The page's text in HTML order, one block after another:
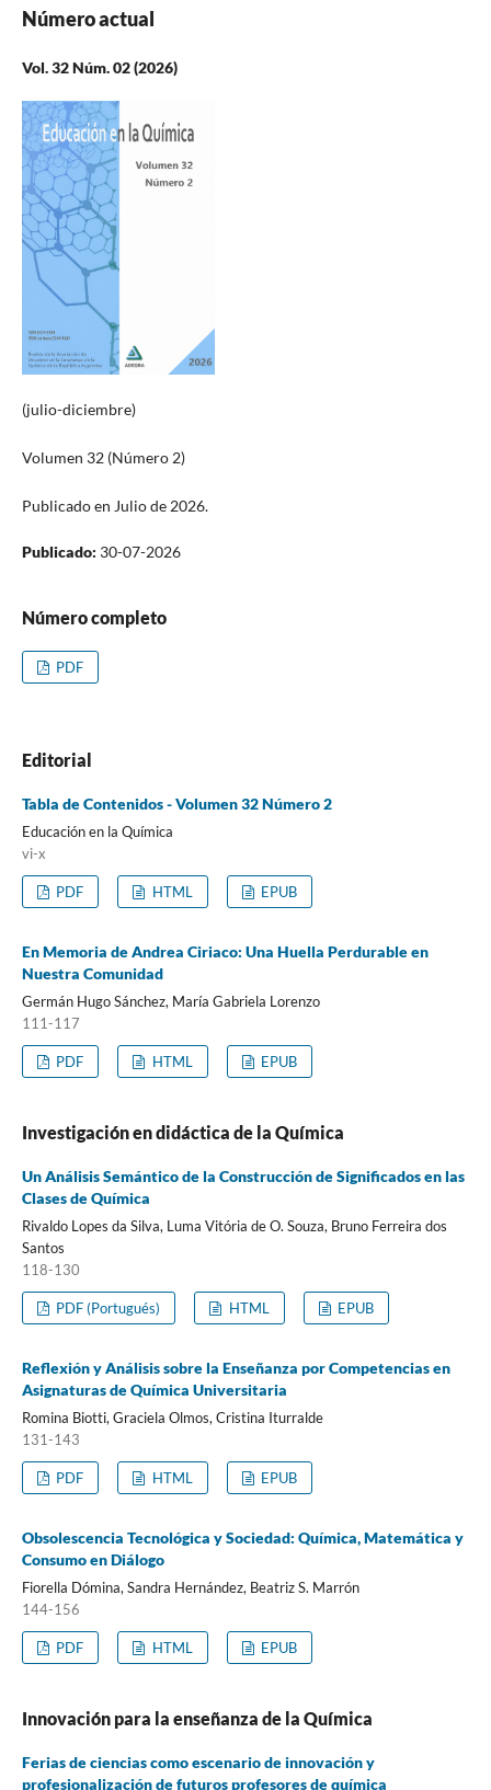
Número actual
Vol. 32 Núm. 02 (2026)
(julio-diciembre)
Volumen 32 (Número 2)
Publicado en Julio de 2026.
Publicado: 30-07-2026
Número completo
PDF
Editorial
Tabla de Contenidos - Volumen 32 Número 2
Educación en la Química
vi-x
PDF HTML EPUB
En Memoria de Andrea Ciriaco: Una Huella Perdurable en
Nuestra Comunidad
Germán Hugo Sánchez, María Gabriela Lorenzo
111-117
PDF HTML EPUB
Investigación en didáctica de la Química
Un Análisis Semántico de la Construcción de Significados en las
Clases de Química
Rivaldo Lopes da Silva, Luma Vitória de O. Souza, Bruno Ferreira dos
Santos
118-130
PDF (Portugués) HTML EPUB
Reflexión y Análisis sobre la Enseñanza por Competencias en
Asignaturas de Química Universitaria
Romina Biotti, Graciela Olmos, Cristina Iturralde
131-143
PDF HTML EPUB
Obsolescencia Tecnológica y Sociedad: Química, Matemática y
Consumo en Diálogo
Fiorella Dómina, Sandra Hernández, Beatriz S. Marrón
144-156
PDF HTML EPUB
Innovación para la enseñanza de la Química
Ferias de ciencias como escenario de innovación y
profesionalización de futuros profesores de química